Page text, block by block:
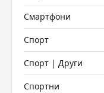
Смартфони
Спорт
Спорт | Други
Спортни